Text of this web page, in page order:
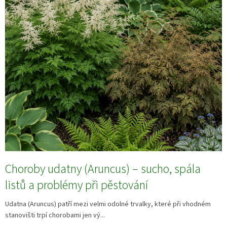
Choroby udatny (Aruncus) – sucho, spála
listů a problémy při pěstování
Udatna (Aruncus) patří mezi velmi odolné trvalky, které při vhodném
stanovišti trpí chorobami jen vý...